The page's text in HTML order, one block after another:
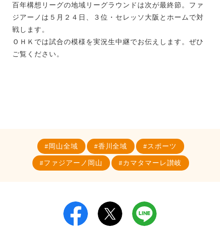
百年構想リーグの地域リーグラウンドは次が最終節。ファ
ジアーノは５月２４日、３位・セレッソ大阪とホームで対
戦します。
ＯＨＫでは試合の模様を実況生中継でお伝えします。ぜひ
ご覧ください。
岡山全域 香川全域 スポーツ
ファジアーノ岡山 カマタマーレ讃岐